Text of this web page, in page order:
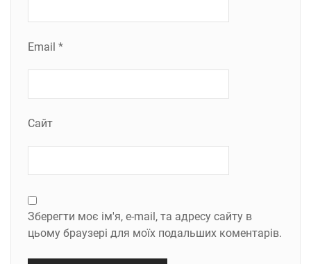
Email *
Сайт
Зберегти моє ім'я, e-mail, та адресу сайту в
цьому браузері для моїх подальших коментарів.